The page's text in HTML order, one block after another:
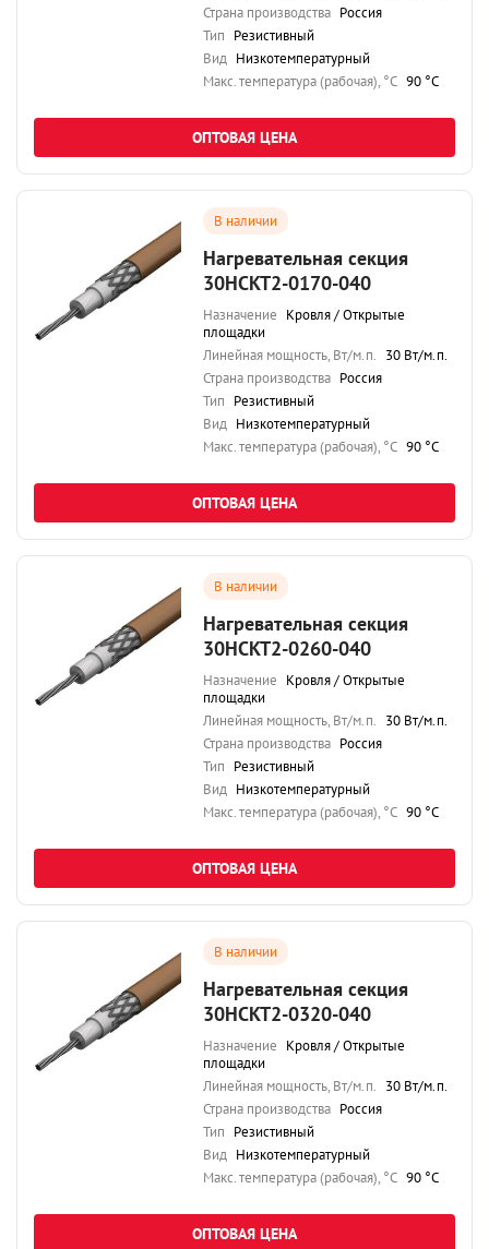
Страна производства Россия
Тип Резистивный
Вид Низкотемпературный
Maкс. температура (рабочая), °C 90 °C
ОПТОВАЯ ЦЕНА
В наличии
Нагревательная секция
30НСКТ2-0170-040
Назначение Кровля / Открытые
площадки
Линейная мощность, Вт/м.п. 30 Вт/м.п.
Страна производства Россия
Тип Резистивный
Вид Низкотемпературный
Maкс. температура (рабочая), °C 90 °C
ОПТОВАЯ ЦЕНА
В наличии
Нагревательная секция
30НСКТ2-0260-040
Назначение Кровля / Открытые
площадки
Линейная мощность, Вт/м.п. 30 Вт/м.п.
Страна производства Россия
Тип Резистивный
Вид Низкотемпературный
Maкс. температура (рабочая), °C 90 °C
ОПТОВАЯ ЦЕНА
В наличии
Нагревательная секция
30НСКТ2-0320-040
Назначение Кровля / Открытые
площадки
Линейная мощность, Вт/м.п. 30 Вт/м.п.
Страна производства Россия
Тип Резистивный
Вид Низкотемпературный
Maкс. температура (рабочая), °C 90 °C
ОПТОВАЯ ЦЕНА